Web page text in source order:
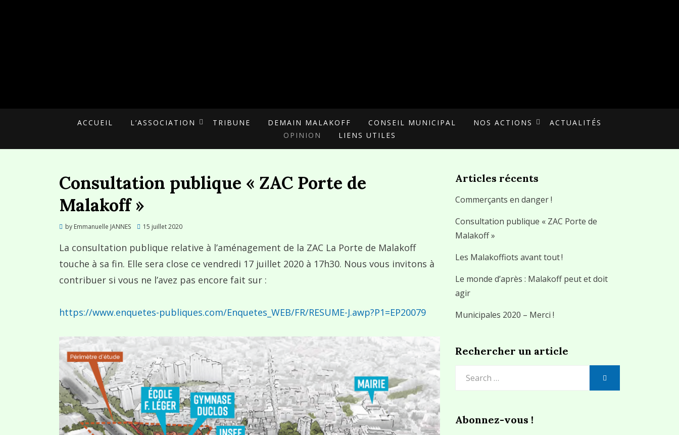
ACCUEIL L’ASSOCIATION TRIBUNE DEMAIN MALAKOFF CONSEIL MUNICIPAL NOS ACTIONS
ACTUALITÉS
OPINION
LIENS UTILES
Consultation publique « ZAC Porte de
Malakoff »
by Emmanuelle JANNES
Posted
15 juillet 2020
La consultation publique relative à l’aménagement de la ZAC La Porte de Malakoff
touche à sa fin. Elle sera close ce vendredi 17 juillet 2020 à 17h30. Nous vous invitons à
contribuer si vous ne l’avez pas encore fait sur :
https://www.enquetes-publiques.com/Enquetes_WEB/FR/RESUME-J.awp?P1=EP20079
Articles récents
Commerçants en danger !
Consultation publique « ZAC Porte de
Malakoff »
Les Malakoffiots avant tout !
Le monde d’après : Malakoff peut et doit
agir
Municipales 2020 – Merci !
Rechercher un article
Abonnez-vous !